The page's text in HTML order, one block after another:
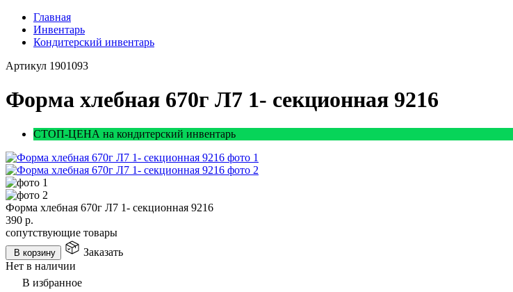
Главная
Инвентарь
Кондитерский инвентарь
Артикул 1901093
Форма хлебная 670г Л7 1- секционная 9216
СТОП-ЦЕНА на кондитерский инвентарь
Форма хлебная 670г Л7 1- секционная 9216
390 р.
сопутствующие товары
В корзину
Заказать
Нет в наличии
В избранное